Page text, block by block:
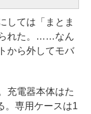
しては「まとま
られた。……なん
から外してモバ
充電器本体はた
。専用ケースは1